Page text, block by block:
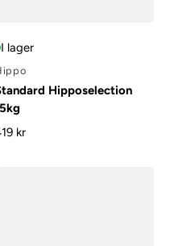
I lager
Hipposelection
kr